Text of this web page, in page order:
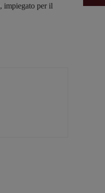
, impiegato per il